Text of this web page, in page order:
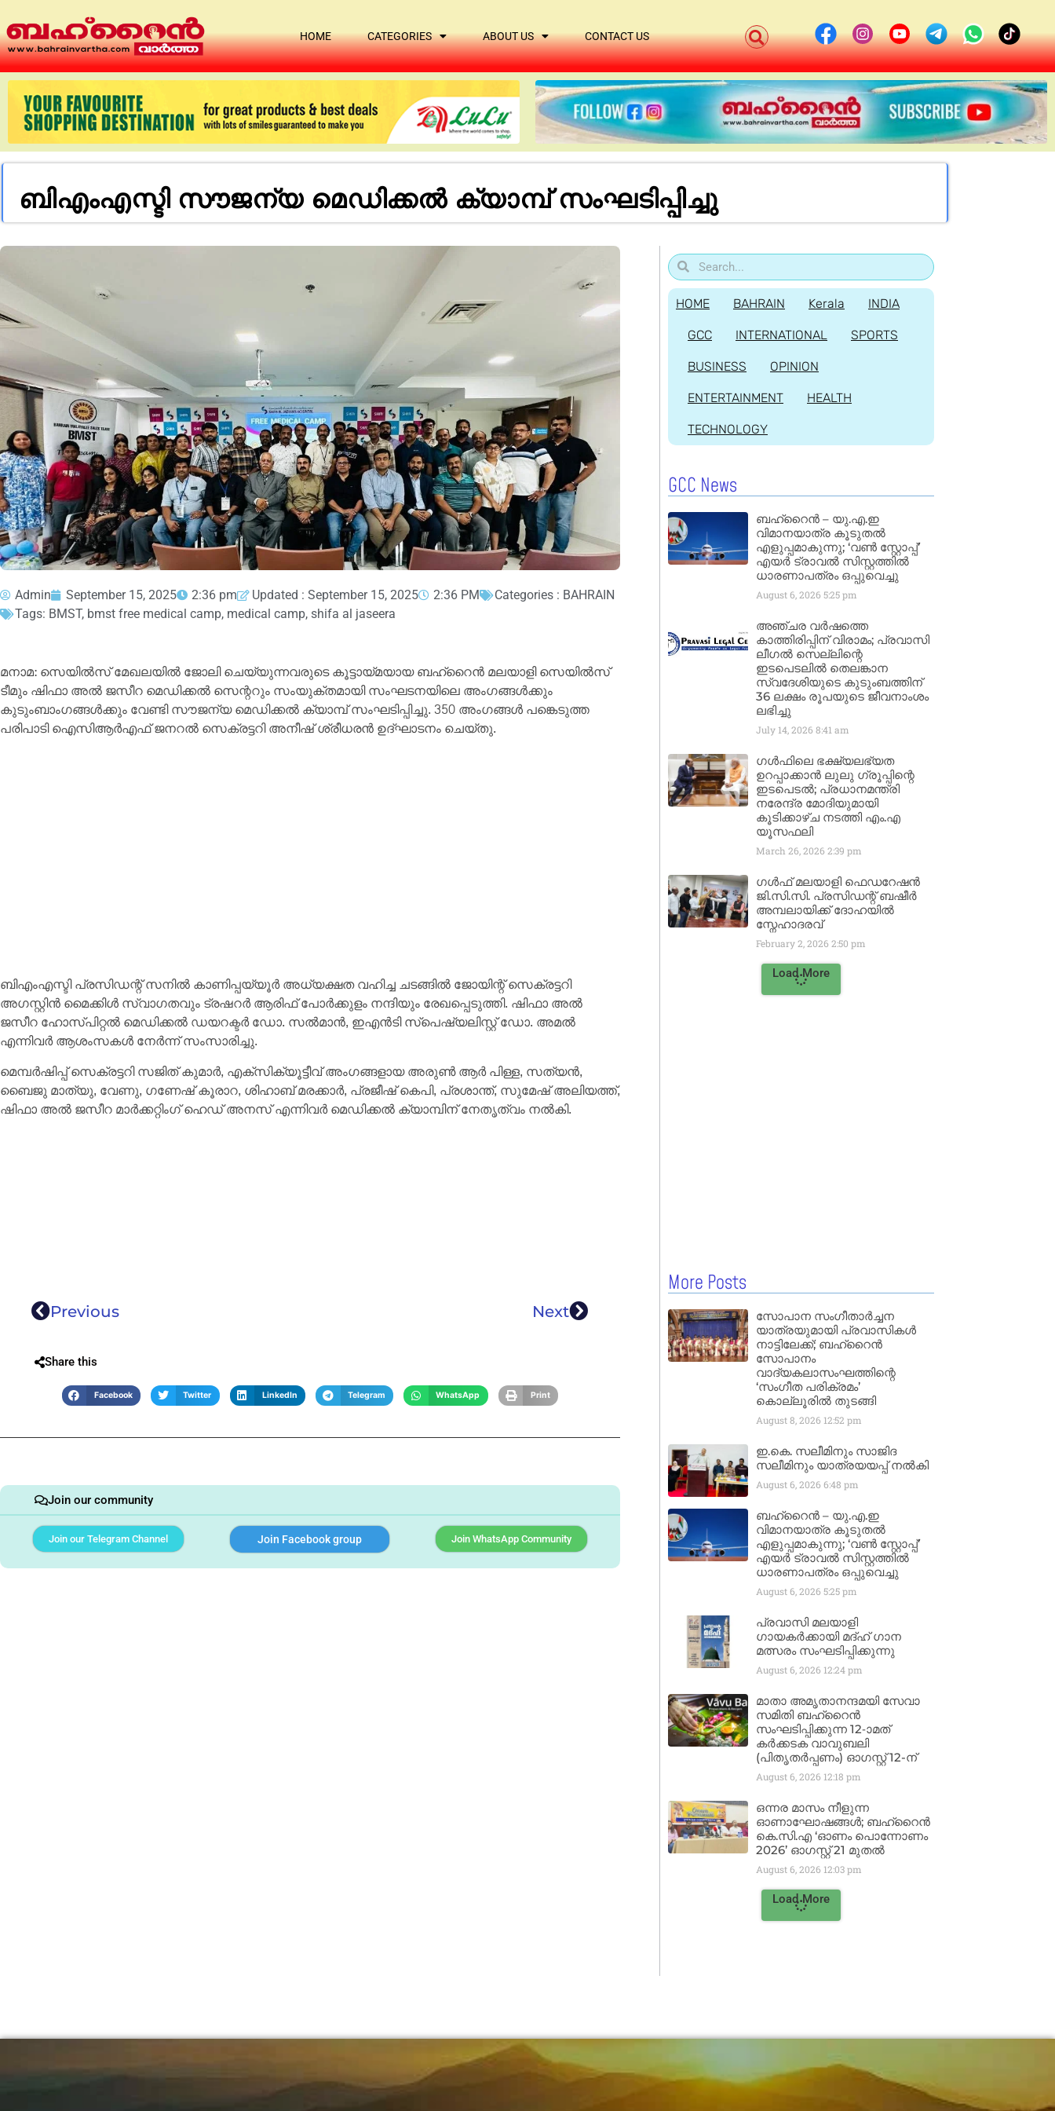
HOME CATEGORIES ABOUT US CONTACT US
ബിഎംഎസ്ടി സൗജന്യ മെഡിക്കല്‍ ക്യാമ്പ് സംഘടിപ്പിച്ചു
Admin September 15, 2025 2:36 pm Updated : September 15, 2025 2:36 PM Categories : BAHRAIN
Tags: BMST, bmst free medical camp, medical camp, shifa al jaseera
മനാമ: സെയില്‍സ് മേഖലയില്‍ ജോലി ചെയ്യുന്നവരുടെ കൂട്ടായ്മയായ ബഹ്‌റൈന്‍ മലയാളി സെയില്‍സ്
ടീമും ഷിഫാ അല്‍ ജസീറ മെഡിക്കല്‍ സെന്ററും സംയുക്തമായി സംഘടനയിലെ അംഗങ്ങള്‍ക്കും
കുടുംബാംഗങ്ങള്‍ക്കും വേണ്ടി സൗജന്യ മെഡിക്കല്‍ ക്യാമ്പ് സംഘടിപ്പിച്ചു. 350 അംഗങ്ങള്‍ പങ്കെടുത്ത
പരിപാടി ഐസിആര്‍എഫ് ജനറല്‍ സെക്രട്ടറി അനീഷ് ശ്രീധരന്‍ ഉദ്ഘാടനം ചെയ്തു.
ബിഎംഎസ്ടി പ്രസിഡന്റ് സനില്‍ കാണിപ്പയ്യൂര്‍ അധ്യക്ഷത വഹിച്ച ചടങ്ങില്‍ ജോയിന്റ് സെക്രട്ടറി
അഗസ്റ്റിന്‍ മൈക്കിള്‍ സ്വാഗതവും ട്രഷറര്‍ ആരിഫ് പോര്‍ക്കുളം നന്ദിയും രേഖപ്പെടുത്തി. ഷിഫാ അല്‍
ജസീറ ഹോസ്പിറ്റല്‍ മെഡിക്കല്‍ ഡയറക്ടര്‍ ഡോ. സല്‍മാന്‍, ഇഎന്‍ടി സ്‌പെഷ്യലിസ്റ്റ് ഡോ. അമല്‍
എന്നിവര്‍ ആശംസകള്‍ നേര്‍ന്ന് സംസാരിച്ചു.
മെമ്പര്‍ഷിപ്പ് സെക്രട്ടറി സജിത് കുമാര്‍, എക്‌സിക്യൂട്ടീവ് അംഗങ്ങളായ അരുണ്‍ ആര്‍ പിള്ള, സത്യന്‍,
ബൈജു മാത്യു, വേണു, ഗണേഷ് കൂരാറ, ശിഹാബ് മരക്കാര്‍, പ്രജീഷ് കെപി, പ്രശാന്ത്, സുമേഷ് അലിയത്ത്,
ഷിഫാ അല്‍ ജസീറ മാര്‍ക്കറ്റിംഗ് ഹെഡ് അനസ് എന്നിവര്‍ മെഡിക്കല്‍ ക്യാമ്പിന് നേതൃത്വം നല്‍കി.
Previous Next
Share this
Facebook Twitter LinkedIn Telegram WhatsApp Print
Join our community
Join our Telegram Channel Join Facebook group Join WhatsApp Community
HOME BAHRAIN Kerala INDIA
GCC INTERNATIONAL SPORTS
BUSINESS OPINION
ENTERTAINMENT HEALTH
TECHNOLOGY
GCC News
ബഹ്‌റൈൻ – യു.എ.ഇ
വിമാനയാത്ര കൂടുതൽ
എളുപ്പമാകുന്നു; ‘വൺ സ്റ്റോപ്പ്’
എയർ ട്രാവൽ സിസ്റ്റത്തിൽ
ധാരണാപത്രം ഒപ്പുവെച്ചു
August 6, 2026 5:25 pm
അഞ്ചര വർഷത്തെ
കാത്തിരിപ്പിന് വിരാമം; പ്രവാസി
ലീഗൽ സെല്ലിന്റെ
ഇടപെടലിൽ തെലങ്കാന
സ്വദേശിയുടെ കുടുംബത്തിന്
36 ലക്ഷം രൂപയുടെ ജീവനാംശം
ലഭിച്ചു
July 14, 2026 8:41 am
ഗൾഫിലെ ഭക്ഷ്യലഭ്യത
ഉറപ്പാക്കാൻ ലുലു ഗ്രൂപ്പിന്റെ
ഇടപെടൽ; പ്രധാനമന്ത്രി
നരേന്ദ്ര മോദിയുമായി
കൂടിക്കാഴ്ച നടത്തി എം.എ
യൂസഫലി
March 26, 2026 2:39 pm
ഗൾഫ് മലയാളി ഫെഡറേഷൻ
ജി.സി.സി. പ്രസിഡന്റ് ബഷീർ
അമ്പലായിക്ക് ദോഹയിൽ
സ്നേഹാദരവ്
February 2, 2026 2:50 pm
Load More
More Posts
സോപാന സംഗീതാർച്ചന
യാത്രയുമായി പ്രവാസികൾ
നാട്ടിലേക്ക്; ബഹ്‌റൈൻ
സോപാനം
വാദ്യകലാസംഘത്തിന്റെ
‘സംഗീത പരിക്രമം’
കൊല്ലൂരിൽ തുടങ്ങി
August 8, 2026 12:52 pm
ഇ.കെ. സലീമിനും സാജിദ
സലീമിനും യാത്രയയപ്പ് നൽകി
August 6, 2026 6:48 pm
ബഹ്‌റൈൻ – യു.എ.ഇ
വിമാനയാത്ര കൂടുതൽ
എളുപ്പമാകുന്നു; ‘വൺ സ്റ്റോപ്പ്’
എയർ ട്രാവൽ സിസ്റ്റത്തിൽ
ധാരണാപത്രം ഒപ്പുവെച്ചു
August 6, 2026 5:25 pm
പ്രവാസി മലയാളി
ഗായകർക്കായി മദ്ഹ് ഗാന
മത്സരം സംഘടിപ്പിക്കുന്നു
August 6, 2026 12:24 pm
മാതാ അമൃതാനന്ദമയി സേവാ
സമിതി ബഹ്‌റൈൻ
സംഘടിപ്പിക്കുന്ന 12-ാമത്
കർക്കടക വാവുബലി
(പിതൃതർപ്പണം) ഓഗസ്റ്റ് 12-ന്
August 6, 2026 12:18 pm
ഒന്നര മാസം നീളുന്ന
ഓണാഘോഷങ്ങൾ; ബഹ്‌റൈൻ
കെ.സി.എ ‘ഓണം പൊന്നോണം
2026’ ഓഗസ്റ്റ് 21 മുതൽ
August 6, 2026 12:03 pm
Load More